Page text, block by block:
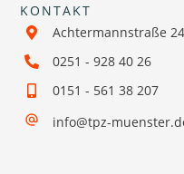
KONTAKT
Achtermannstraße
0251 - 928 40 26
0151 - 561 38 207
info@tpz-